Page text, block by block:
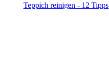
Teppich reinigen - 12 Tipps